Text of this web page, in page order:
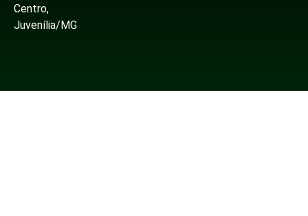
Centro,
Juvenília/MG